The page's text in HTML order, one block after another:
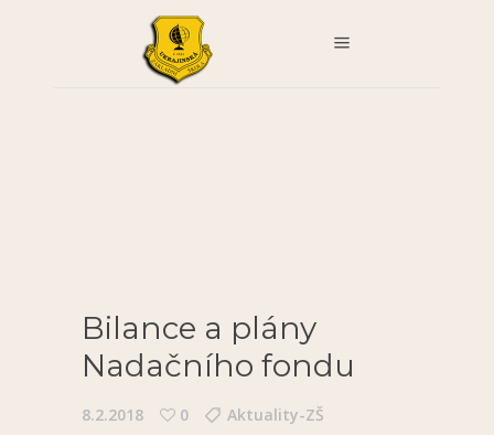
Bilance a plány
Nadačního fondu
8.2.2018 0 Aktuality-ZŠ